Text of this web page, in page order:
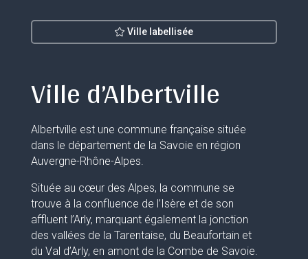
Ville labellisée
Ville d’Albertville
Albertville est une commune française située
dans le département de la Savoie en région
Auvergne-Rhône-Alpes.
Située au cœur des Alpes, la commune se
trouve à la confluence de l’Isère et de son
affluent l’Arly, marquant également la jonction
des vallées de la Tarentaise, du Beaufortain et
du Val d’Arly, en amont de la Combe de Savoie.